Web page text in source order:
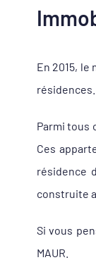
En 2015,
résidences.
Parmi tous
Ces
résidence
construite
Si vous
MAUR.